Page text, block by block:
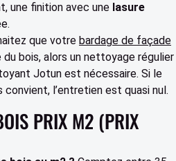
une finition avec une lasure
que votre bardage de façade
bois, alors un nettoyage régulier
Jotun est nécessaire. Si le
l’entretien est quasi nul.
PRIX M2 (PRIX